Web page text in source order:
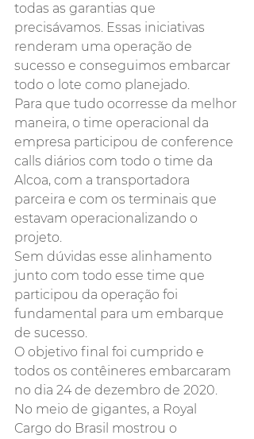
todas as garantias que
precisávamos. Essas iniciativas
renderam uma operação de
sucesso e conseguimos embarcar
todo o lote como planejado.
Para que tudo ocorresse da melhor
maneira, o time operacional da
empresa participou de conference
calls diários com todo o time da
Alcoa, com a transportadora
parceira e com os terminais que
estavam operacionalizando o
projeto.
Sem dúvidas esse alinhamento
junto com todo esse time que
participou da operação foi
fundamental para um embarque
de sucesso.
O objetivo final foi cumprido e
todos os contêineres embarcaram
no dia 24 de dezembro de 2020.
No meio de gigantes, a Royal
Cargo do Brasil mostrou o